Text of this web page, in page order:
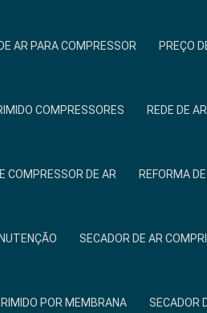
AR PARA COMPRESSOR PREÇO
COMPRESSORES REDE DE
COMPRESSOR DE AR REFORMA
SECADOR DE AR
POR MEMBRANA SECADOR